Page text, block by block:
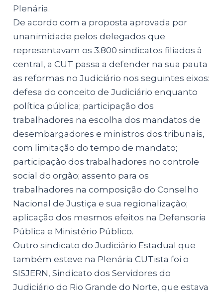
Plenária.
De acordo com a proposta aprovada por
unanimidade pelos delegados que
representavam os 3.800 sindicatos filiados à
central, a CUT passa a defender na sua pauta
as reformas no Judiciário nos seguintes eixos:
defesa do conceito de Judiciário enquanto
política pública; participação dos
trabalhadores na escolha dos mandatos de
desembargadores e ministros dos tribunais,
com limitação do tempo de mandato;
participação dos trabalhadores no controle
social do orgão; assento para os
trabalhadores na composição do Conselho
Nacional de Justiça e sua regionalização;
aplicação dos mesmos efeitos na Defensoria
Pública e Ministério Público.
Outro sindicato do Judiciário Estadual que
também esteve na Plenária CUTista foi o
SISJERN, Sindicato dos Servidores do
Judiciário do Rio Grande do Norte, que estava